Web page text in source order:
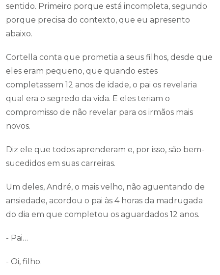
sentido. Primeiro porque está incompleta, segundo
porque precisa do contexto, que eu apresento
abaixo.
Cortella conta que prometia a seus filhos, desde que
eles eram pequeno, que quando estes
completassem 12 anos de idade, o pai os revelaria
qual era o segredo da vida. E eles teriam o
compromisso de não revelar para os irmãos mais
novos.
Diz ele que todos aprenderam e, por isso, são bem-
sucedidos em suas carreiras.
Um deles, André, o mais velho, não aguentando de
ansiedade, acordou o pai às 4 horas da madrugada
do dia em que completou os aguardados 12 anos.
- Pai…
- Oi, filho.